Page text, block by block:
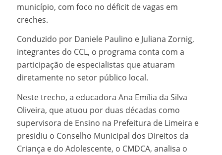
município, com foco no déficit de vagas em
creches.
Conduzido por Daniele Paulino e Juliana Zornig,
integrantes do CCL, o programa conta com a
participação de especialistas que atuaram
diretamente no setor público local.
Neste trecho, a educadora Ana Emília da Silva
Oliveira, que atuou por duas décadas como
supervisora de Ensino na Prefeitura de Limeira e
presidiu o Conselho Municipal dos Direitos da
Criança e do Adolescente, o CMDCA, analisa o